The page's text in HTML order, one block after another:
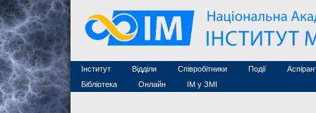
Інститут
Конкурси на посади
Науково-організаційна робота
Відділи Співробітники
Асоційовані дослідники
Технічний персонал
Події
Конференції
Курси з
Бібліотека
MathSciNet
Публікації
Онлайн
ІМ у ЗМІ